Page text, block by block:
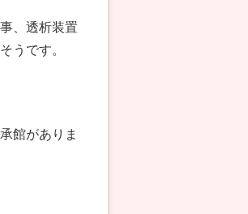
、透析装置
うです。
館がありま